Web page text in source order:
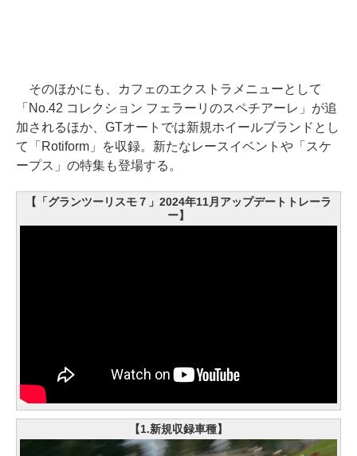
そのほかにも、カフェのエクストラメニューとして
「No.42 コレクション フェラーリのスペチアーレ」が追
加されるほか、GTオートでは新規ホイールブランドとし
て「Rotiform」を収録。新たなレースイベントや「スケ
ープス」の特集も登場する。
【「グランツーリスモ７」2024年11月アップデートトレーラ
ー】
【1.新規収録車種】